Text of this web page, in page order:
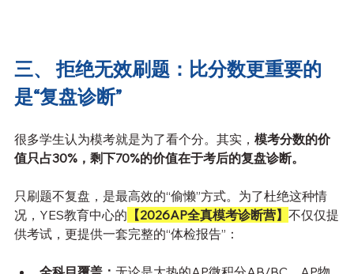
三、 拒绝无效刷题：比分数更重要的
是“复盘诊断”
很多学生认为模考就是为了看个分。其实， 模考分数的价
值只占30%，剩下70%的价值在于考后的复盘诊断。
只刷题不复盘，是最高效的“偷懒”方式。为了杜绝这种情
况，YES教育中心的 【2026AP全真模考诊断营】 不仅仅提
供考试，更提供一套完整的“体检报告”：